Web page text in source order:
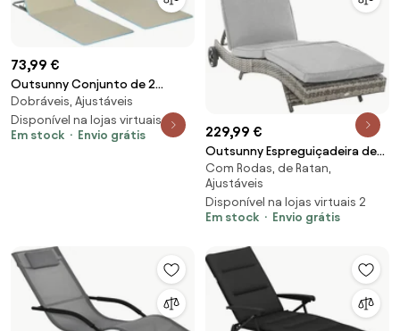
73,99 €
Outsunny Conjunto de 2
Esteiras de Praia Dobráveis
124x53x50cm com Encosto
Ajustável e Apoio para a
Dobráveis, Ajustáveis
Disponível na lojas virtuais 2
Em stock
Envio grátis 229,99 €
Outsunny Espreguiçadeira de
Vime Reclinável Espreguiçadeira
de Jardim com 2 Rodas Encosto
Ajustável em 5 Posições
207x70x70 cm Cinza | Aosom
Com Rodas, de Ratan,
Ajustáveis
Disponível na lojas virtuais 2
Em stock
Envio grátis